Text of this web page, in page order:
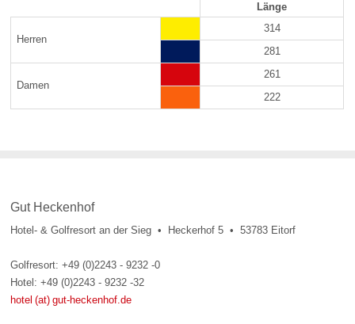
Länge
Herren
314
281
Damen
261
222
Gut Heckenhof
Hotel- & Golfresort an der Sieg • Heckerhof 5 • 53783 Eitorf
Golfresort: +49 (0)2243 - 9232 -0
Hotel: +49 (0)2243 - 9232 -32
hotel (at) gut-heckenhof.de